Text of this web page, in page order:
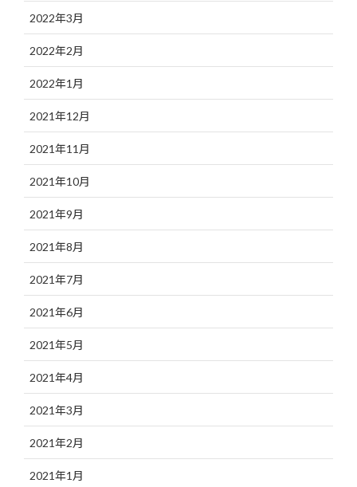
2022年3月
2022年2月
2022年1月
2021年12月
2021年11月
2021年10月
2021年9月
2021年8月
2021年7月
2021年6月
2021年5月
2021年4月
2021年3月
2021年2月
2021年1月